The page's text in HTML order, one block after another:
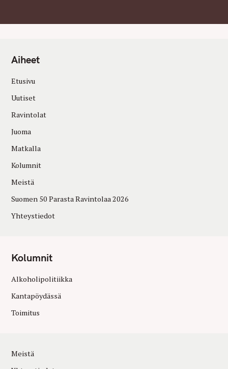
Aiheet
Etusivu
Uutiset
Ravintolat
Juoma
Matkalla
Kolumnit
Meistä
Suomen 50 Parasta Ravintolaa 2026
Yhteystiedot
Kolumnit
Alkoholipolitiikka
Kantapöydässä
Toimitus
Meistä